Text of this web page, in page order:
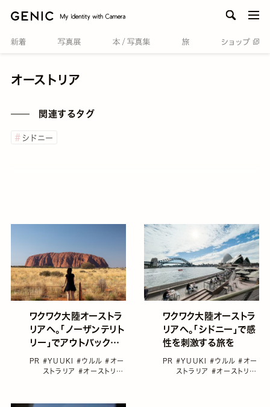
オーストリア
関連するタグ
シドニー
ワクワク大陸オーストラ
リアへ。「ノーザンテリト
リー」でアウトバックア
ドベンチャーな旅を
PR #YUUKI#ウルル#オー
ストラリア#オーストリア
ワクワク大陸オーストラ
リアへ。「シドニー」で感
性を刺激する旅を
PR #YUUKI#ウルル#オー
ストラリア#オーストリア